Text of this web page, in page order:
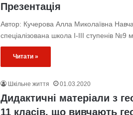
Презентація
Автор: Кучерова Алла Миколаївна
спеціалізована школа І-ІІІ ступенів
Читати »
Шкільне життя 01.03.2020
Дидактичні матеріали з
11 класів, що вивчають